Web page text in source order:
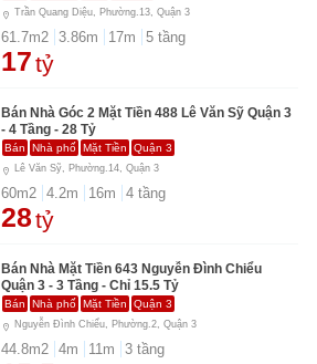
Trần Quang Diệu, Phường.13, Quận 3
61.7m2 3.86m 17m 5 tầng
17tỷ
Bán Nhà Góc 2 Mặt Tiền 488 Lê Văn Sỹ Quận 3
- 4 Tầng - 28 Tỷ
Bán Nhà phố Mặt Tiền Quận 3
Lê Văn Sỹ, Phường.14, Quận 3
60m2 4.2m 16m 4 tầng
28tỷ
Bán Nhà Mặt Tiền 643 Nguyễn Đình Chiểu
Quận 3 - 3 Tầng - Chỉ 15.5 Tỷ
Bán Nhà phố Mặt Tiền Quận 3
Nguyễn Đình Chiểu, Phường.2, Quận 3
44.8m2 4m 11m 3 tầng